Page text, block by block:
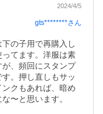
2024/4/5
gts********さん
の子用で再購入し
てます。洋服は素
、頻回にスタンプ
。押し直しもサッ
クもあれば、暗め
〜と思います。